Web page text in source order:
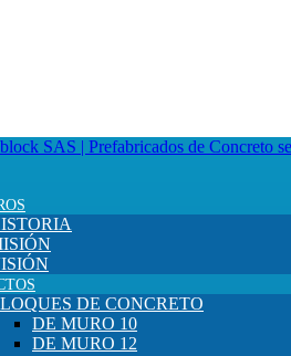
DE CONCRETO
DE MURO 10
DE MURO 12